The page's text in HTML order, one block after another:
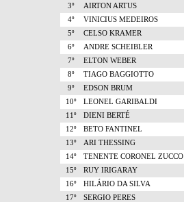
3º
AIRTON ARTUS
4º
VINICIUS MEDEIROS
5º
CELSO KRAMER
6º
ANDRE SCHEIBLER
7º
ELTON WEBER
8º
TIAGO BAGGIOTTO
9º
EDSON BRUM
10º
LEONEL GARIBALDI
11º
DIENI BERTÉ
12º
BETO FANTINEL
13º
ARI THESSING
14º
TENENTE CORONEL ZUCCO
15º
RUY IRIGARAY
16º
HILÁRIO DA SILVA
17º
SERGIO PERES